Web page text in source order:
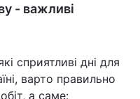
- важливі
сприятливі дні для
варто правильно
а саме: